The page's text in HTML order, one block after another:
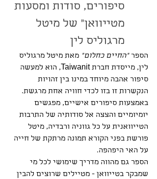
סיפורים, סודות ומסעות
מטייוואן" של מיטל
מרגוליס לין
הספר “החיים כחלום” מאת מיטל מרגוליס
לין, מייסדת חברת Taiwanit, הוא למעשה
סיפור אהבה מיוחד במינו בין זהויות
הנקשרות זו בזו לכדי חוויה אחת מרגשת.
באמצעות סיפורים אישיים, מפגשים
יומיומיים והצצה אל סודותיה של התרבות
הטייוואנית על כל גווניה ורבדיה, מיטל
פורשת בפני הקורא תמונה מרתקת של חייה
על האי היפהפה.
הספר גם מהווה מדריך שימושי לכל מי
שמבקר בטייוואן - מטיילים שרוצים להבין